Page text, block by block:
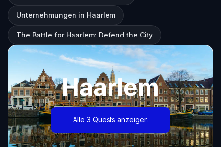
Unternehmungen in Haarlem
The Battle for Haarlem: Defend the City
Haarlem
Alle 3 Quests anzeigen